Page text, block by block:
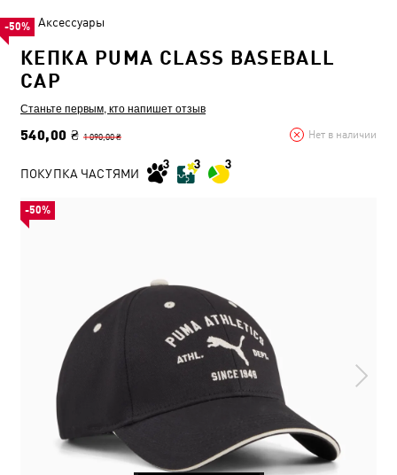
Аксессуары
КЕПКА PUMA CLASS BASEBALL
CAP
Станьте первым, кто напишет отзыв
540,00 ₴ 1 090,00 ₴ Нет в наличии
-50%
ПОКУПКА ЧАСТЯМИ
-50%